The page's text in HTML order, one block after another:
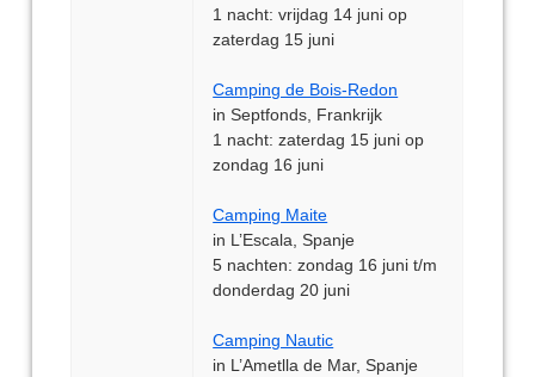
1 nacht: vrijdag 14 juni op
zaterdag 15 juni
Camping de Bois-Redon
in Septfonds, Frankrijk
1 nacht: zaterdag 15 juni op
zondag 16 juni
Camping Maite
in L’Escala, Spanje
5 nachten: zondag 16 juni t/m
donderdag 20 juni
Camping Nautic
in L’Ametlla de Mar, Spanje